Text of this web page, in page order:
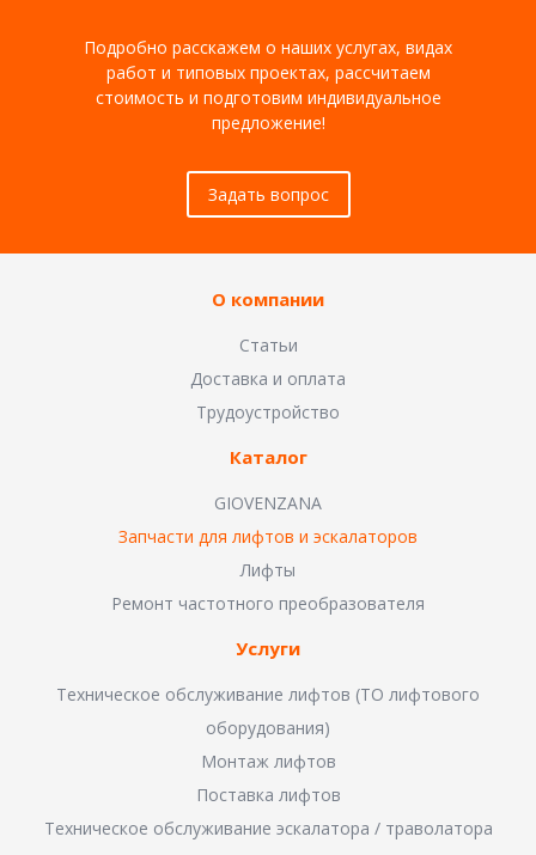
Подробно расскажем о наших услугах, видах
работ и типовых проектах, рассчитаем
стоимость и подготовим индивидуальное
предложение!
Задать вопрос
О компании
Статьи
Доставка и оплата
Трудоустройство
Каталог
GIOVENZANA
Запчасти для лифтов и эскалаторов
Лифты
Ремонт частотного преобразователя
Услуги
Техническое обслуживание лифтов (ТО лифтового
оборудования)
Монтаж лифтов
Поставка лифтов
Техническое обслуживание эскалатора / траволатора